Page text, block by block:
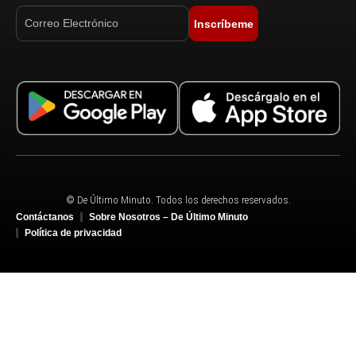
Inscríbeme
© De Último Minuto. Todos los derechos reservados.
Contáctanos
Sobre Nosotros – De Último Minuto
Política de privacidad